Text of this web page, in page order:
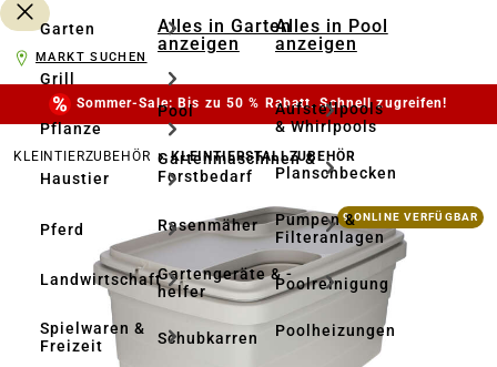
Garten
Grill
Pflanze
Haustier
Pferd
Landwirtschaft
Spielwaren &
Freizeit
Alles in Garten
anzeigen
Pool
Gartenmaschinen &
Forstbedarf
Rasenmäher
Gartengeräte & -
helfer
Schubkarren
Alles in Pool
anzeigen
Aufstellpools
& Whirlpools
Planschbecken
Pumpen &
Filteranlagen
Poolreinigung
Poolheizungen
MARKT SUCHEN
Sommer-Sale: Bis zu 50 % Rabatt. Schnell zugreifen!
KLEINTIERZUBEHÖR KLEINTIERSTALLZUBEHÖR
Bildergalerie überspringen 9 ONLINE VERFÜGBAR